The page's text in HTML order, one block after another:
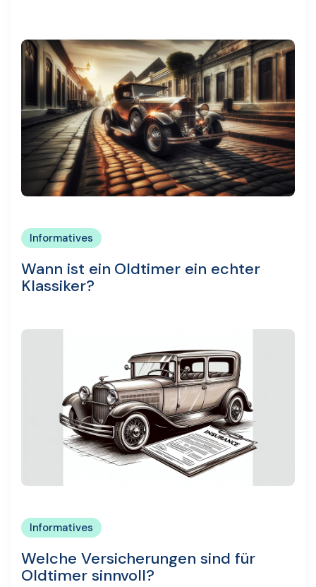
Informatives
Wann ist ein Oldtimer ein echter
Klassiker?
Informatives
Welche Versicherungen sind für
Oldtimer sinnvoll?